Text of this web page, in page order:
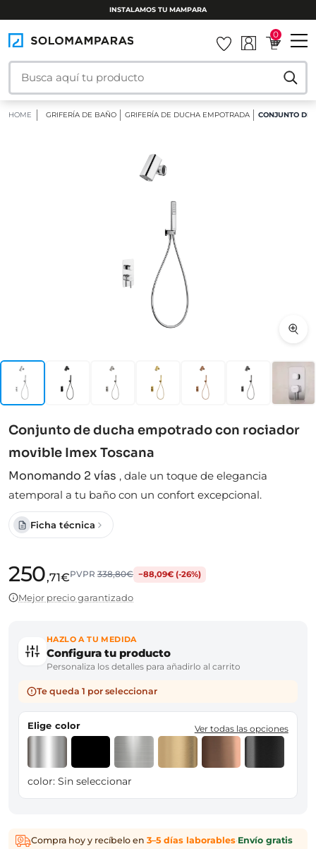
0
HOME GRIFERÍA DE BAÑO GRIFERÍA DE DUCHA EMPOTRADA CONJUNTO DE
Conjunto de ducha empotrado con rociador
movible Imex Toscana
Monomando 2 vías , dale un toque de elegancia
atemporal a tu baño con un confort excepcional.
Ficha técnica
250,71€PVPR338,80€ −88,09€ (-26%)
Mejor precio garantizado
HAZLO A TU MEDIDA
Configura tu producto
Personaliza los detalles para añadirlo al carrito
Te queda 1 por seleccionar
Elige color Ver todas las opciones
color: Sin seleccionar
Compra hoy y recíbelo en 3–5 días laborables·Envío gratis